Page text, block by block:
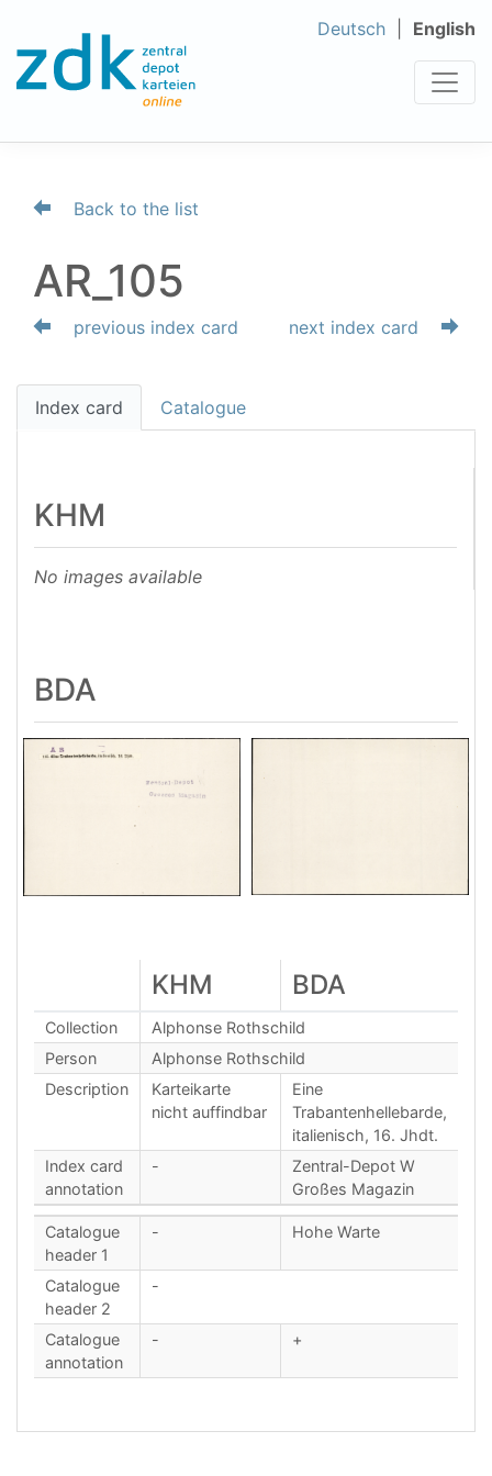
Deutsch English
Back to the list
AR_105
previous index card next index card
Index card Catalogue
KHM
No images available
BDA
KHM BDA
Collection
Alphonse Rothschild
Person
Alphonse Rothschild
Description
Karteikarte
nicht auffindbar
Eine
Trabantenhellebarde,
italienisch, 16. Jhdt.
Index card
annotation
-
Zentral-Depot W
Großes Magazin
Catalogue
header 1
- Hohe Warte
Catalogue
header 2
-
Catalogue
annotation
- +